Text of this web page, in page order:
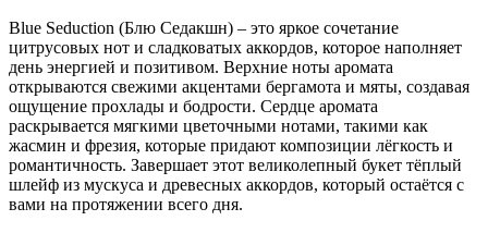
Blue Seduction (Блю Седакшн) – это яркое сочетание
цитрусовых нот и сладковатых аккордов, которое наполняет
день энергией и позитивом. Верхние ноты аромата
открываются свежими акцентами бергамота и мяты, создавая
ощущение прохлады и бодрости. Сердце аромата
раскрывается мягкими цветочными нотами, такими как
жасмин и фрезия, которые придают композиции лёгкость и
романтичность. Завершает этот великолепный букет тёплый
шлейф из мускуса и древесных аккордов, который остаётся с
вами на протяжении всего дня.